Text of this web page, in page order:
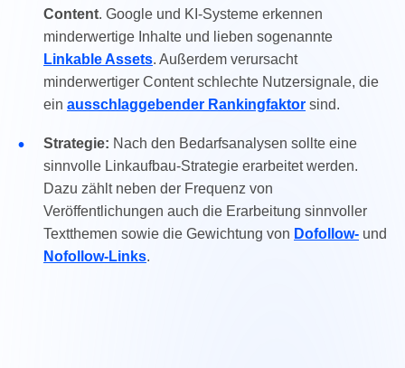
Content. Google und KI-Systeme erkennen
minderwertige Inhalte und lieben sogenannte
Linkable Assets. Außerdem verursacht
minderwertiger Content schlechte Nutzersignale, die
ein ausschlaggebender Rankingfaktor sind.
• Strategie: Nach den Bedarfsanalysen sollte eine
sinnvolle Linkaufbau-Strategie erarbeitet werden.
Dazu zählt neben der Frequenz von
Veröffentlichungen auch die Erarbeitung sinnvoller
Textthemen sowie die Gewichtung von Dofollow- und
Nofollow-Links.